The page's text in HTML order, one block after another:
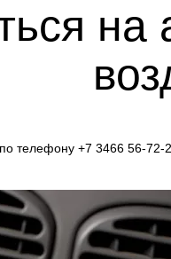
на
телефону +7 3466 56-